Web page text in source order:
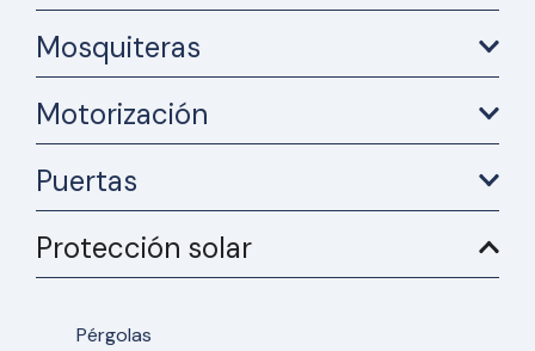
Mosquiteras
Motorización
Puertas
Protección solar
Pérgolas